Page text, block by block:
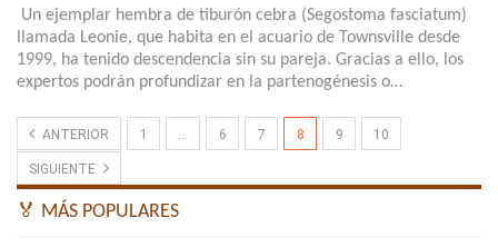
Un ejemplar hembra de tiburón cebra (Segostoma fasciatum)
llamada Leonie, que habita en el acuario de Townsville desde
1999, ha tenido descendencia sin su pareja. Gracias a ello, los
expertos podrán profundizar en la partenogénesis o…
ANTERIOR 1 … 6 7 8 9 10
SIGUIENTE
🏅 MÁS POPULARES